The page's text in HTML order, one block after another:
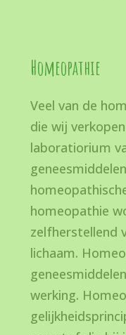
Homeopathie
Veel van de
die wij
laboratiorium
homeopathie
zelfherstellend
lichaam.
werking.